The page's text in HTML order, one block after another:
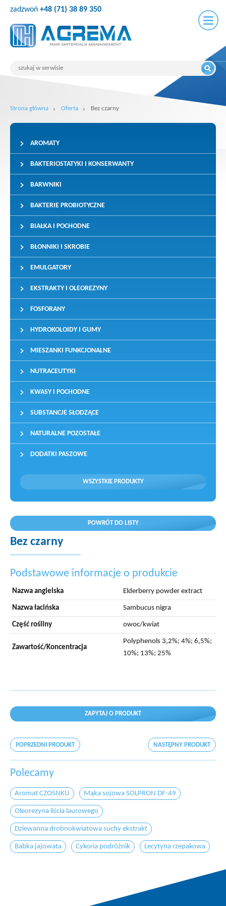
zadzwoń +48 (71) 38 89 350
Strona główna Oferta Bez czarny
AROMATY
BAKTERIOSTATYKI I KONSERWANTY
BARWNIKI
BAKTERIE PROBIOTYCZNE
BIAŁKA I POCHODNE
BŁONNIKI I SKROBIE
EMULGATORY
EKSTRAKTY I OLEOREZYNY
FOSFORANY
HYDROKOLOIDY I GUMY
MIESZANKI FUNKCJONALNE
NUTRACEUTYKI
KWASY I POCHODNE
SUBSTANCJE SŁODZĄCE
NATURALNE POZOSTAŁE
DODATKI PASZOWE
WSZYSTKIE PRODUKTY
POWRÓT DO LISTY
Bez czarny
Podstawowe informacje o produkcie
Nazwa angielska Elderberry powder extract
Nazwa łacińska Sambucus nigra
Część rośliny owoc/kwiat
Zawartość/Koncentracja
Polyphenols 3,2%; 4%; 6,5%;
10%; 13%; 25%
ZAPYTAJ O PRODUKT
POPRZEDNI PRODUKT NASTĘPNY PRODUKT
Polecamy
Aromat CZOSNKU Mąka sojowa SOLPRON DF-49
Oleorezyna liścia laurowego
Dziewanna drobnokwiatowa suchy ekstrakt
Babka jajowata Cykoria podróżnik Lecytyna rzepakowa